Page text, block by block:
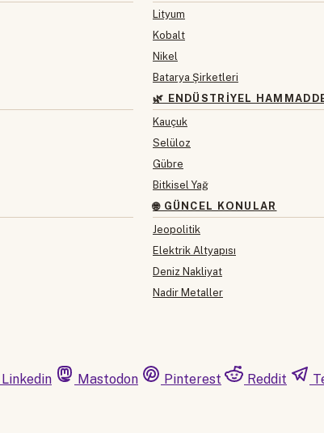
Lityum
Kobalt
Nikel
Batarya Şirketleri
🌿 ENDÜSTRIYEL
Kauçuk
Selüloz
Gübre
Bitkisel Yağ
🌐 GÜNCEL KONULAR
Jeopolitik
Elektrik Altyapısı
Deniz Nakliyat
Nadir Metaller
Linkedin Mastodon Pinterest Reddit